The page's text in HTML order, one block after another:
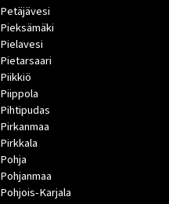
Petäjävesi
Pieksämäki
Pielavesi
Pietarsaari
Piikkiö
Piippola
Pihtipudas
Pirkanmaa
Pirkkala
Pohja
Pohjanmaa
Pohjois-Karjala